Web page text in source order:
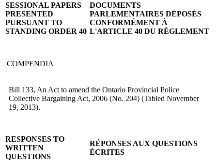
SESSIONAL PAPERS
PRESENTED
PURSUANT TO
STANDING ORDER 40
DOCUMENTS
PARLEMENTAIRES DÉPOSÉS
CONFORMÉMENT À
L'ARTICLE 40 DU RÈGLEMENT
COMPENDIA
Bill 133, An Act to amend the Ontario Provincial Police
Collective Bargaining Act, 2006 (No. 204) (Tabled November
19, 2013).
RESPONSES TO
WRITTEN
QUESTIONS
RÉPONSES AUX QUESTIONS
ÉCRITES